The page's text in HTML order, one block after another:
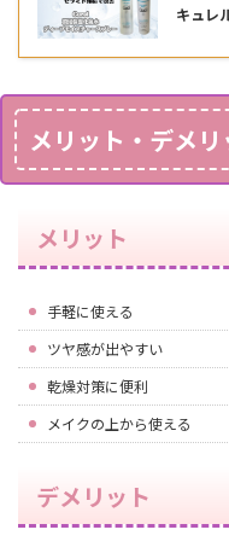
キュレ
メリット・デメリ
メリット
手軽に使える
ツヤ感が出やすい
乾燥対策に便利
メイクの上から使える
デメリット